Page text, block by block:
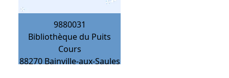
9880031
Bibliothèque du Puits
Cours
88270 Bainville-aux-Saules